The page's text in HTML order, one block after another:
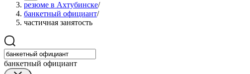
резюме в Ахтубинске/
банкетный официант/
частичная занятость
банкетный официант